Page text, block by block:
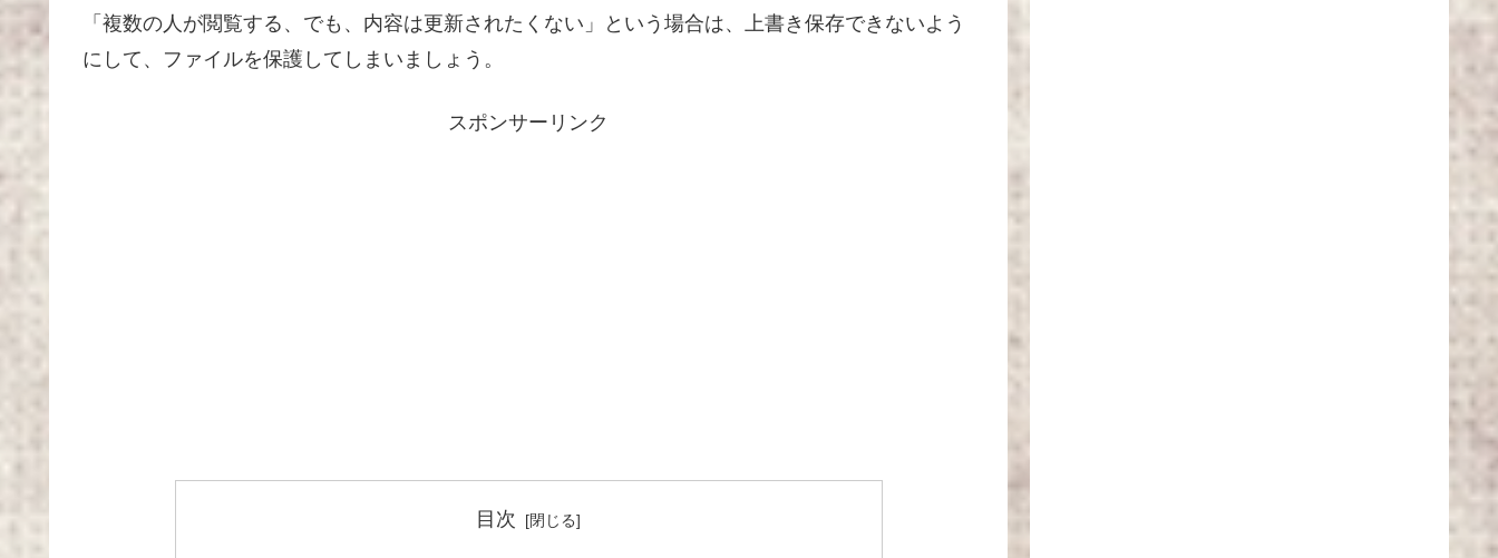
「複数の人が閲覧する、でも、内容は更新されたくない」という場合は、上書き保存できないよう
にして、ファイルを保護してしまいましょう。
スポンサーリンク
目次